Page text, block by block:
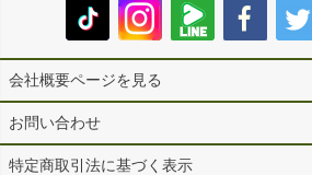
会社概要ページを見る
お問い合わせ
特定商取引法に基づく表示